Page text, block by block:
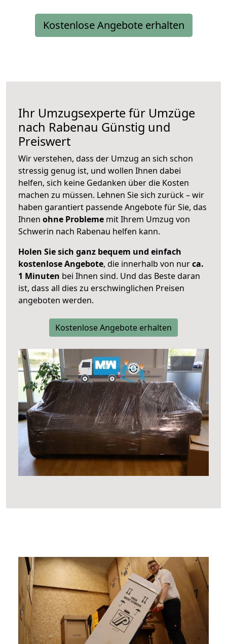
Kostenlose Angebote erhalten
Ihr Umzugsexperte für Umzüge
nach Rabenau Günstig und
Preiswert
Wir verstehen, dass der Umzug an sich schon
stressig genug ist, und wollen Ihnen dabei
helfen, sich keine Gedanken über die Kosten
machen zu müssen. Lehnen Sie sich zurück – wir
haben garantiert passende Angebote für Sie, das
Ihnen ohne Probleme mit Ihrem Umzug von
Schwerin nach Rabenau helfen kann.
Holen Sie sich ganz bequem und einfach
kostenlose Angebote, die innerhalb von nurca.
1 Minuten bei Ihnen sind. Und das Beste daran
ist, dass all dies zu erschwinglichen Preisen
angeboten werden.
Kostenlose Angebote erhalten